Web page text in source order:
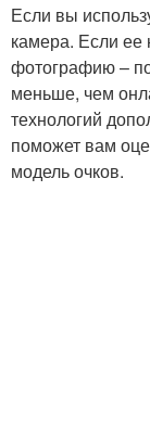
Если вы
камера. Если ее
фотографию –
меньше, чем
технологий
поможет вам
модель очков.